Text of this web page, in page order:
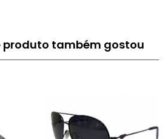
produto também gostou